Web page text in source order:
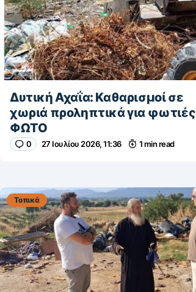
Δυτική Αχαΐα: Καθαρισμοί σε
χωριά προληπτικά για φωτιές
ΦΩΤΟ
0 27 Ιουλίου 2026, 11:36 1 min read
Τοπικά